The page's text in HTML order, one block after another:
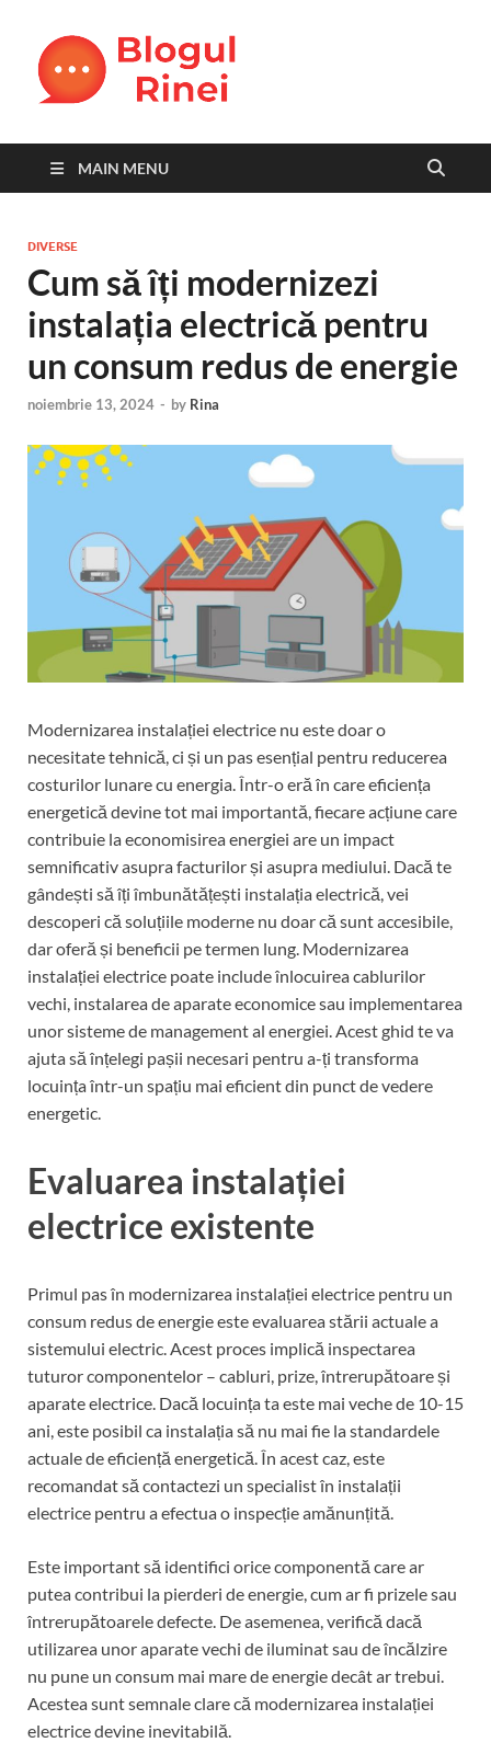
MAIN MENU
DIVERSE
Cum să îți modernizezi
instalația electrică pentru
un consum redus de energie
noiembrie 13, 2024 - by Rina
Modernizarea instalației electrice nu este doar o
necesitate tehnică, ci și un pas esențial pentru reducerea
costurilor lunare cu energia. Într-o eră în care eficiența
energetică devine tot mai importantă, fiecare acțiune care
contribuie la economisirea energiei are un impact
semnificativ asupra facturilor și asupra mediului. Dacă te
gândești să îți îmbunătățești instalația electrică, vei
descoperi că soluțiile moderne nu doar că sunt accesibile,
dar oferă și beneficii pe termen lung. Modernizarea
instalației electrice poate include înlocuirea cablurilor
vechi, instalarea de aparate economice sau implementarea
unor sisteme de management al energiei. Acest ghid te va
ajuta să înțelegi pașii necesari pentru a-ți transforma
locuința într-un spațiu mai eficient din punct de vedere
energetic.
Evaluarea instalației
electrice existente
Primul pas în modernizarea instalației electrice pentru un
consum redus de energie este evaluarea stării actuale a
sistemului electric. Acest proces implică inspectarea
tuturor componentelor – cabluri, prize, întrerupătoare și
aparate electrice. Dacă locuința ta este mai veche de 10-15
ani, este posibil ca instalația să nu mai fie la standardele
actuale de eficiență energetică. În acest caz, este
recomandat să contactezi un specialist în instalații
electrice pentru a efectua o inspecție amănunțită.
Este important să identifici orice componentă care ar
putea contribui la pierderi de energie, cum ar fi prizele sau
întrerupătoarele defecte. De asemenea, verifică dacă
utilizarea unor aparate vechi de iluminat sau de încălzire
nu pune un consum mai mare de energie decât ar trebui.
Acestea sunt semnale clare că modernizarea instalației
electrice devine inevitabilă.